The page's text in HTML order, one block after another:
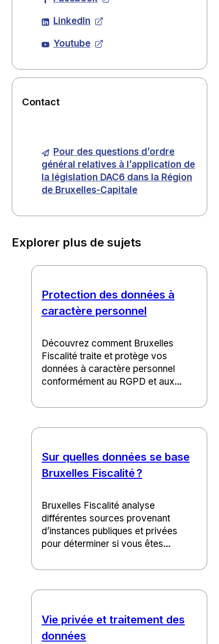
LinkedIn
Youtube
Contact
Pour des questions d’ordre
général relatives à l’application de
la législation DAC6 dans la Région
de Bruxelles-Capitale
Explorer plus de sujets
Protection des données à
caractère personnel
Découvrez comment Bruxelles
Fiscalité traite et protège vos
données à caractère personnel
conformément au RGPD et aux...
Sur quelles données se base
Bruxelles Fiscalité ?
Bruxelles Fiscalité analyse
différentes sources provenant
d’instances publiques et privées
pour déterminer si vous êtes...
Vie privée et traitement des
données